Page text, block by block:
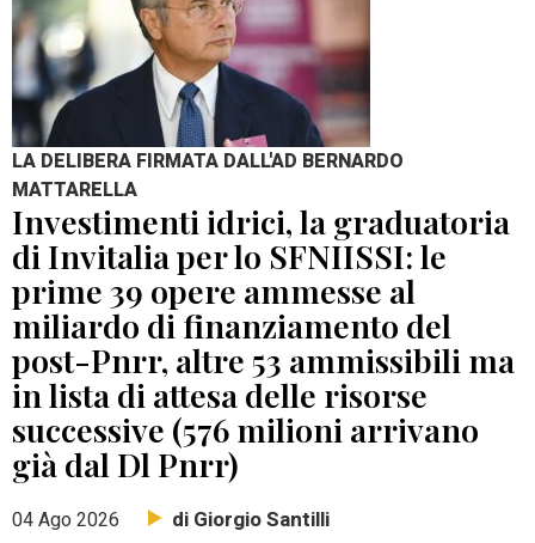
LA DELIBERA FIRMATA DALL'AD BERNARDO
MATTARELLA
Investimenti idrici, la graduatoria
di Invitalia per lo SFNIISSI: le
prime 39 opere ammesse al
miliardo di finanziamento del
post-Pnrr, altre 53 ammissibili ma
in lista di attesa delle risorse
successive (576 milioni arrivano
già dal Dl Pnrr)
04 Ago 2026 di Giorgio Santilli